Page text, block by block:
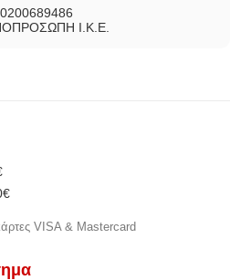
Ι.Κ.Ε.
VISA & Mastercard